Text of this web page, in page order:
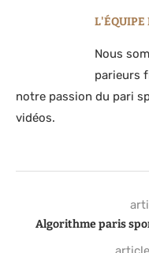
L'ÉQUIPE
Nous
parieurs
notre passion du pari
vidéos.
Algorithme paris